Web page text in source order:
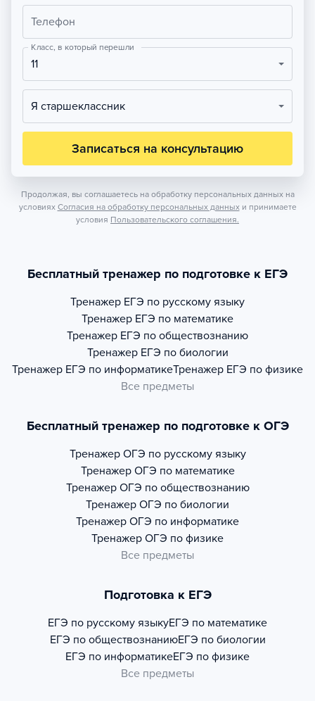
Телефон
Класс, в который перешли
11
Я старшеклассник
Записаться на консультацию
Продолжая, вы соглашаетесь на обработку персональных данных на
условиях Согласия на обработку персональных данных и принимаете
условия Пользовательского соглашения.
Бесплатный тренажер по подготовке к ЕГЭ
Тренажер ЕГЭ по русскому языку
Тренажер ЕГЭ по математике
Тренажер ЕГЭ по обществознанию
Тренажер ЕГЭ по биологии
Тренажер ЕГЭ по информатикеТренажер ЕГЭ по физике
Все предметы
Бесплатный тренажер по подготовке к ОГЭ
Тренажер ОГЭ по русскому языку
Тренажер ОГЭ по математике
Тренажер ОГЭ по обществознанию
Тренажер ОГЭ по биологии
Тренажер ОГЭ по информатике
Тренажер ОГЭ по физике
Все предметы
Подготовка к ЕГЭ
ЕГЭ по русскому языкуЕГЭ по математике
ЕГЭ по обществознаниюЕГЭ по биологии
ЕГЭ по информатикеЕГЭ по физике
Все предметы